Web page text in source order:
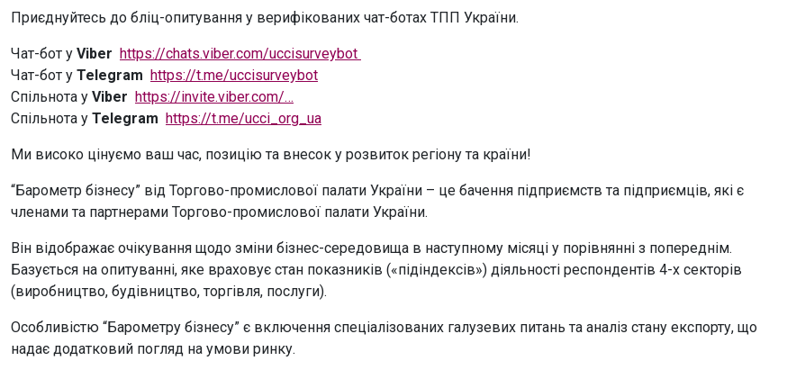
Приєднуйтесь до бліц-опитування у верифікованих чат-ботах ТПП України.
Чат-бот у Viber https://chats.viber.com/uccisurveybot
Чат-бот у Telegram https://t.me/uccisurveybot
Спільнота у Viber https://invite.viber.com/…
Спільнота у Telegram https://t.me/ucci_org_ua
Ми високо цінуємо ваш час, позицію та внесок у розвиток регіону та країни!
“Барометр бізнесу” від Торгово-промислової палати України – це бачення підприємств та підприємців, які є
членами та партнерами Торгово-промислової палати України.
Він відображає очікування щодо зміни бізнес-середовища в наступному місяці у порівнянні з попереднім.
Базується на опитуванні, яке враховує стан показників («підіндексів») діяльності респондентів 4-х секторів
(виробництво, будівництво, торгівля, послуги).
Особливістю “Барометру бізнесу” є включення спеціалізованих галузевих питань та аналіз стану експорту, що
надає додатковий погляд на умови ринку.